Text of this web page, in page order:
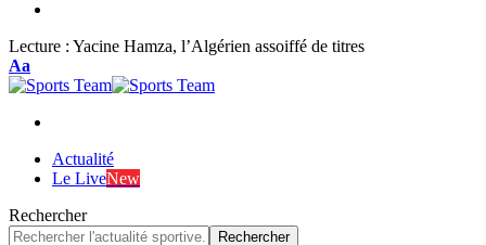
Lecture : Yacine Hamza, l’Algérien assoiffé de titres
Font
Resizer
Aa
Actualité
Le LiveNew
Rechercher